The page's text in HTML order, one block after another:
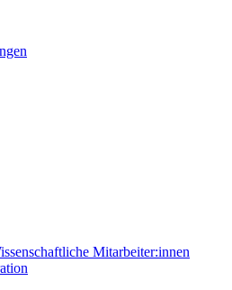
Mitarbeiter:innen